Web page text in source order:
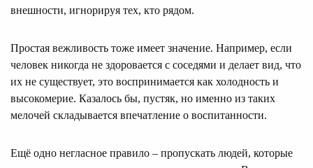
внешности, игнорируя тех, кто рядом.
Простая вежливость тоже имеет значение. Например, если
человек никогда не здоровается с соседями и делает вид, что
их не существует, это воспринимается как холодность и
высокомерие. Казалось бы, пустяк, но именно из таких
мелочей складывается впечатление о воспитанности.
Ещё одно негласное правило – пропускать людей, которые